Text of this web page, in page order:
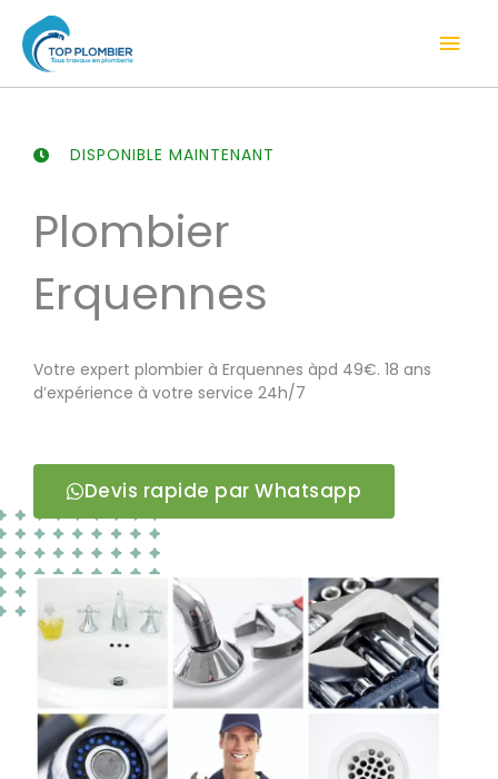
contenu
DISPONIBLE MAINTENANT
Plombier
Erquennes
Votre expert plombier à Erquennes àpd 49€. 18 ans
d’expérience à votre service 24h/7
Devis rapide par Whatsapp